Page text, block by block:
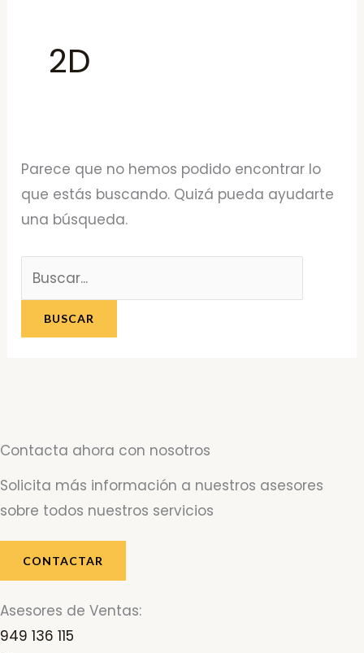
2D
Parece que no hemos podido encontrar lo
que estás buscando. Quizá pueda ayudarte
una búsqueda.
Contacta ahora con nosotros
Solicita más información a nuestros asesores
sobre todos nuestros servicios
CONTACTAR
Asesores de Ventas:
949 136 115